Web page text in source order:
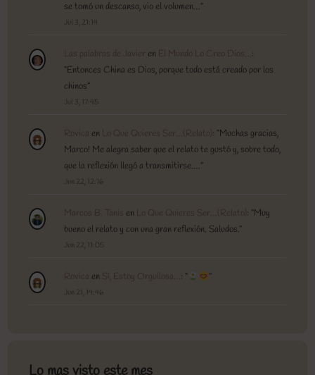
se tomó un descanso, vio el volumen…”
Jul 3, 21:14
Las palabras de Javier en El Mundo Lo Creo Dios… :
“Entonces China es Dios, porque todo está creado por los
chinos”
Jul 3, 17:45
Rovica en Lo Que Quieres Ser…(Relato) : “Muchas gracias,
Marco! Me alegra saber que el relato te gustó y, sobre todo,
que la reflexión llegó a transmitirse.…”
Jun 22, 12:16
Marcos B. Tanis en Lo Que Quieres Ser…(Relato) : “Muy
bueno el relato y con una gran reflexión. Saludos.”
Jun 22, 11:05
Rovica en Sí, Estoy Orgullosa… : “ ”
Jun 21, 19:46
Lo mas visto este mes